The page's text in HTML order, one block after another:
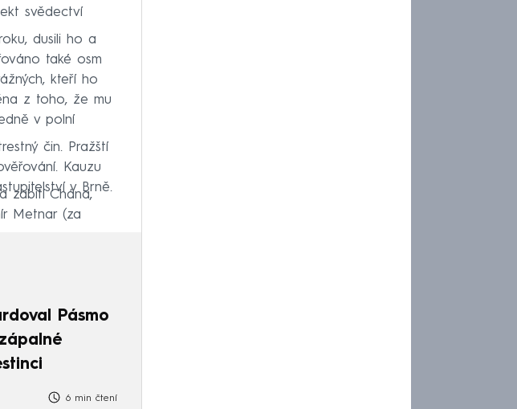
svědectví
dusili ho a
také osm
kteří ho
z toho, že mu
v polní
čin. Pražští
Kauzu
v Brně.
zabití Chána,
Metnar (za
Pásmo
6 min čtení